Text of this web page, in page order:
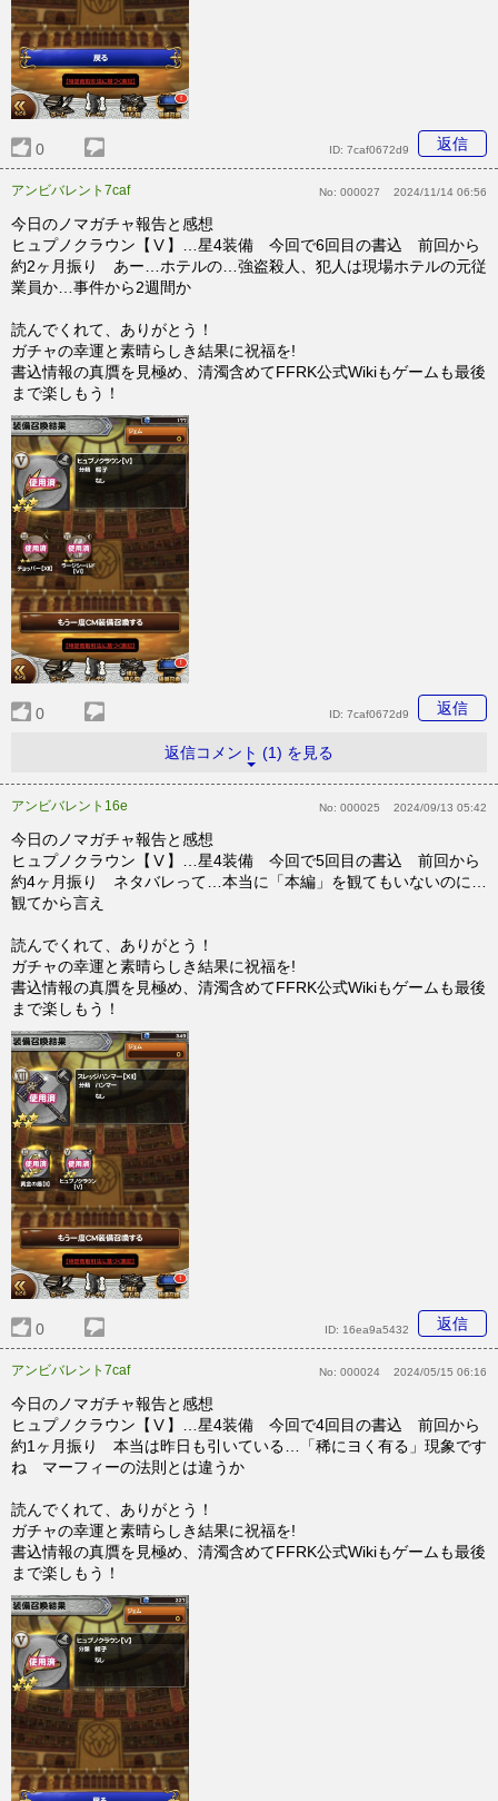
0 返信
ID: 7caf0672d9
アンビバレント7caf No: 000027 2024/11/14 06:56
今日のノマガチャ報告と感想
ヒュプノクラウン【Ⅴ】…星4装備 今回で6回目の書込 前回から
約2ヶ月振り あー…ホテルの…強盗殺人、犯人は現場ホテルの元従
業員か…事件から2週間か
読んでくれて、ありがとう！
ガチャの幸運と素晴らしき結果に祝福を!
書込情報の真贋を見極め、清濁含めてFFRK公式Wikiもゲームも最後
まで楽しもう！
0 返信
ID: 7caf0672d9
返信コメント (1) を見る
アンビバレント16e No: 000025 2024/09/13 05:42
今日のノマガチャ報告と感想
ヒュプノクラウン【Ⅴ】…星4装備 今回で5回目の書込 前回から
約4ヶ月振り ネタバレって…本当に「本編」を観てもいないのに…
観てから言え
読んでくれて、ありがとう！
ガチャの幸運と素晴らしき結果に祝福を!
書込情報の真贋を見極め、清濁含めてFFRK公式Wikiもゲームも最後
まで楽しもう！
0 返信
ID: 16ea9a5432
アンビバレント7caf No: 000024 2024/05/15 06:16
今日のノマガチャ報告と感想
ヒュプノクラウン【Ⅴ】…星4装備 今回で4回目の書込 前回から
約1ヶ月振り 本当は昨日も引いている…「稀にヨく有る」現象です
ね マーフィーの法則とは違うか
読んでくれて、ありがとう！
ガチャの幸運と素晴らしき結果に祝福を!
書込情報の真贋を見極め、清濁含めてFFRK公式Wikiもゲームも最後
まで楽しもう！